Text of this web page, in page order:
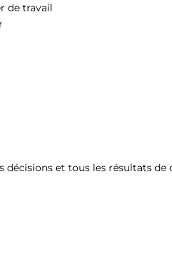
de travail
décisions et tous les résultats